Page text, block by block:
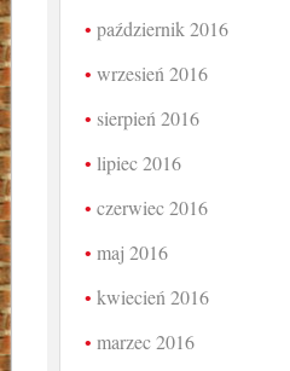
październik 2016
wrzesień 2016
sierpień 2016
lipiec 2016
czerwiec 2016
maj 2016
kwiecień 2016
marzec 2016